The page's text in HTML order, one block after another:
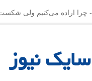
- چرا اراده می‌کنیم ولی
سایک نیوز